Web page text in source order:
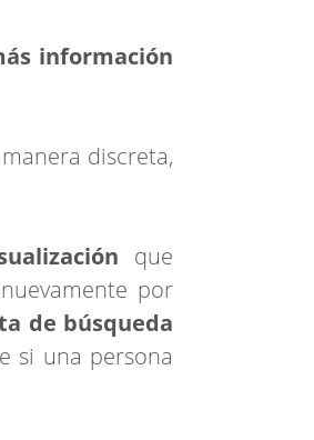
información
discreta,
que
por
de búsqueda
si una persona